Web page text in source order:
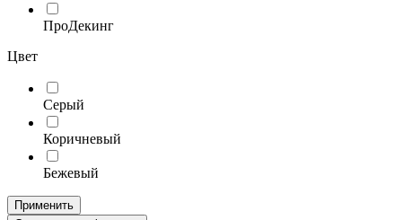
ПроДекинг
Цвет
Серый
Коричневый
Бежевый
Применить